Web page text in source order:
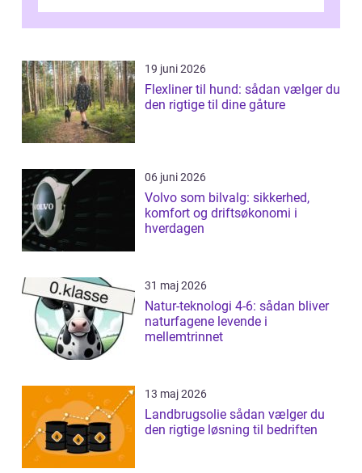
19 juni 2026
Flexliner til hund: sådan vælger du
den rigtige til dine gåture
06 juni 2026
Volvo som bilvalg: sikkerhed,
komfort og driftsøkonomi i
hverdagen
31 maj 2026
Natur-teknologi 4-6: sådan bliver
naturfagene levende i
mellemtrinnet
13 maj 2026
Landbrugsolie sådan vælger du
den rigtige løsning til bedriften